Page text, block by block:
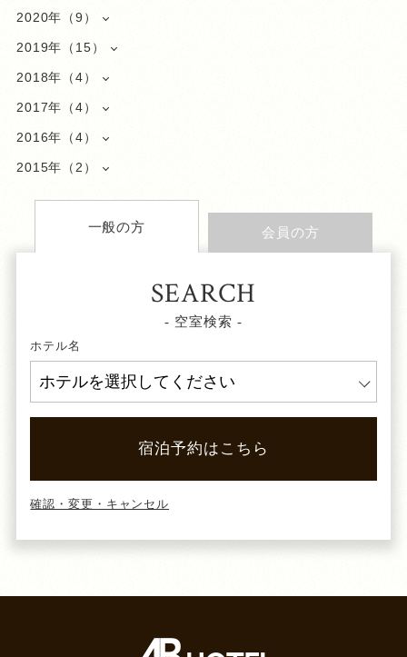
2020年（9）
2019年（15）
2018年（4）
2017年（4）
2016年（4）
2015年（2）
一般の方 会員の方
SEARCH
- 空室検索 -
ホテル名
宿泊予約はこちら
確認・変更・キャンセル